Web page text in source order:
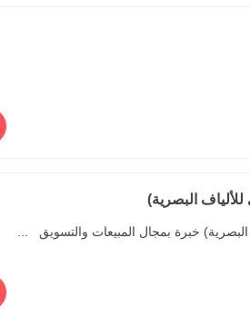
البصرية)
خبرة بمجال المبيعات والتسويق ...